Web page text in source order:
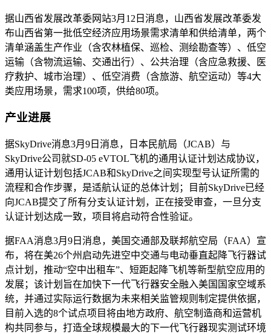
据山西省发展改革委网站3月12日消息，山西省发展改革委发
布山西省第一批低空经济应用场景需求清单和供给清单，两个
清单涵盖生产作业（含农林植保、巡检、测绘勘查等）、低空
运输（含物流运输、交通出行）、公共治理（含应急救援、医
疗救护、城市治理）、低空消费（含旅游、航空运动）等4大
类应用场景，需求100项，供给80项。
产业进展
据SkyDrive消息3月9日消息，日本民航局（JCAB）与
SkyDrive公司就SD-05 eVTOL飞机的通用认证计划达成协议，
通用认证计划包括JCAB和SkyDrive之间实现型号认证所需的
流程和合作步骤，是适航认证的总体计划；目前SkyDrive已经
向JCAB提交了所有分支认证计划，正在接受审查，一旦分支
认证计划达成一致，项目将启动符合性验证。
据FAA消息3月9日消息，美国交通部及联邦航空局（FAA）宣
布，将在美26个州启动先进空中交通与电动垂直起降飞行器试
点计划，推动“空中出租车”、短距起降飞机等新型航空应用的
发展；该计划旨在加快下一代飞行器安全融入美国国家空域系
统，并通过实际运行数据为未来相关监管规则制定提供依据，
目前入选的8个试点项目将由地方政府、航空制造商和运营机
构共同参与，打造全球规模最大的下一代飞行器现实测试环境